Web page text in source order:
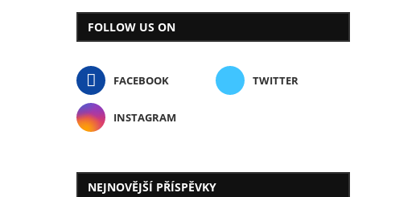
FOLLOW US ON
FACEBOOK TWITTER
INSTAGRAM
NEJNOVĚJŠÍ PŘÍSPĚVKY